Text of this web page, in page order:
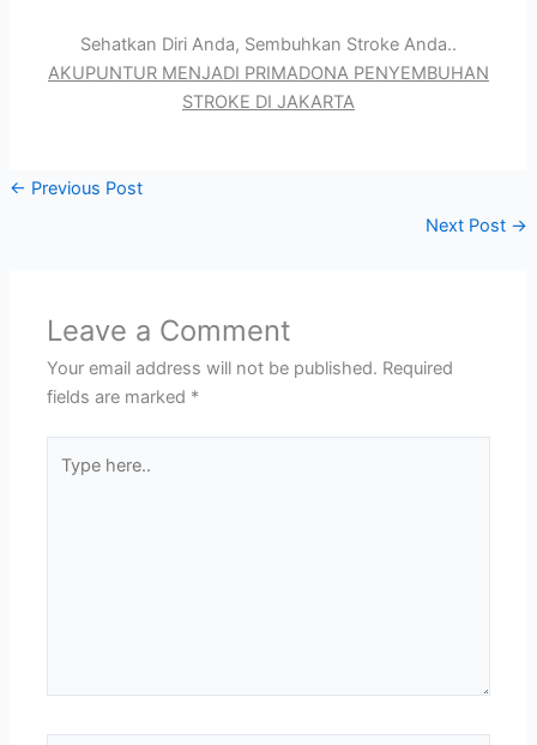
Sehatkan Diri Anda, Sembuhkan Stroke Anda..
AKUPUNTUR MENJADI PRIMADONA PENYEMBUHAN
STROKE DI JAKARTA
← Previous Post
Next Post →
Leave a Comment
Your email address will not be published. Required
fields are marked *
here..